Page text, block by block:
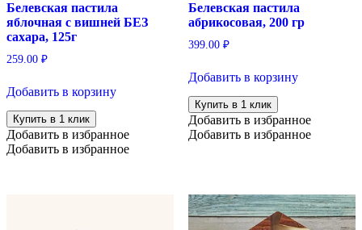
Белевская пастила
яблочная с вишней БЕЗ
сахара, 125г
259.00 ₽
Добавить в корзину
Купить в 1 клик
Добавить в избранное
Добавить в избранное
Белевская пастила
абрикосовая, 200 гр
399.00 ₽
Добавить в корзину
Купить в 1 клик
Добавить в избранное
Добавить в избранное